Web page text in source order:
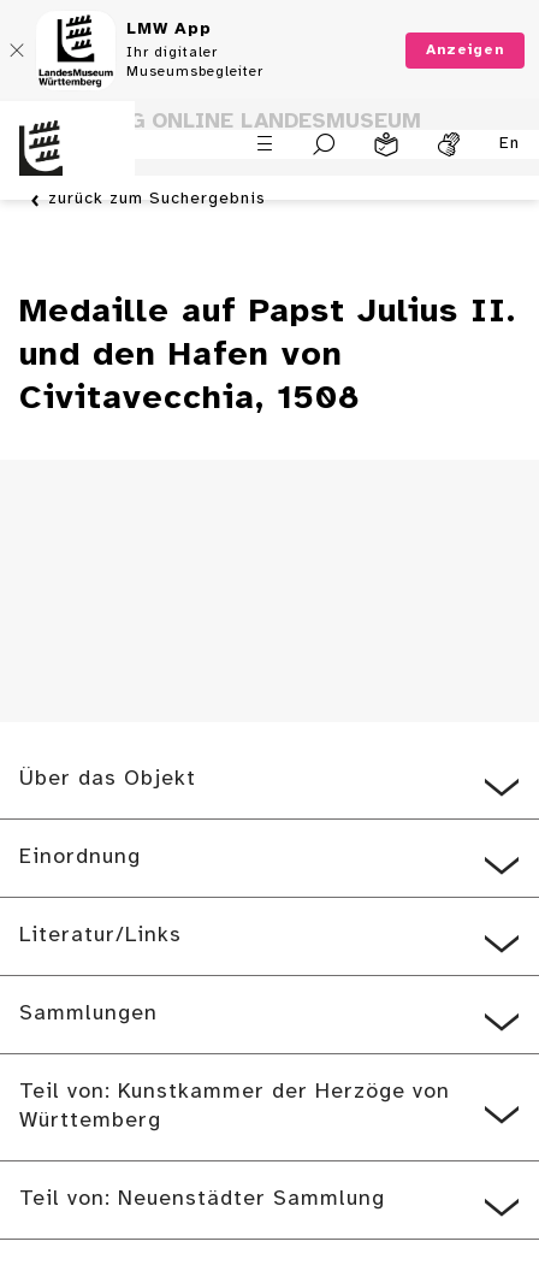
LMW App
Ihr digitaler
Museumsbegleiter
Anzeigen
En
SAMMLUNG ONLINE LANDESMUSEUM
WÜRTTEMBERG
zurück zum Suchergebnis
Medaille auf Papst Julius II.
und den Hafen von
Civitavecchia, 1508
Über das Objekt
Einordnung
Literatur/Links
Sammlungen
Teil von: Kunstkammer der Herzöge von
Württemberg
Teil von: Neuenstädter Sammlung